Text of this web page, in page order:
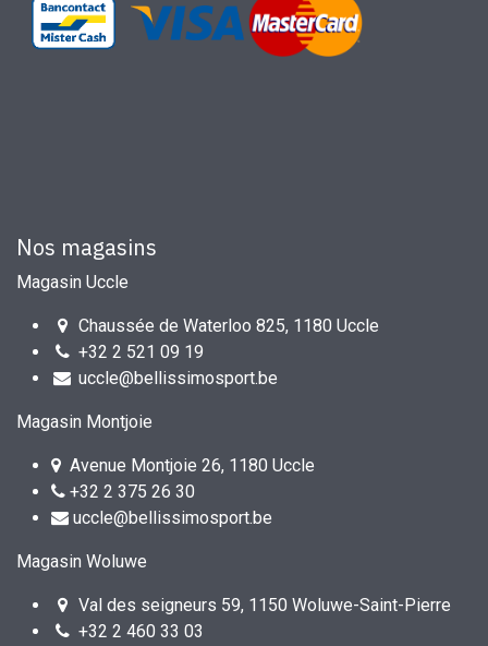
Nos magasins
Magasin Uccle
Chaussée de Waterloo 825, 1180 Uccle
+32 2 521 09 19
uccle@bellissimosport.be
Magasin Montjoie
Avenue Montjoie 26, 1180 Uccle
+32 2 375 26 30
uccle@bellissimosport.be
Magasin Woluwe
Val des seigneurs 59, 1150 Woluwe-Saint-Pierre
+32 2 460 33 03